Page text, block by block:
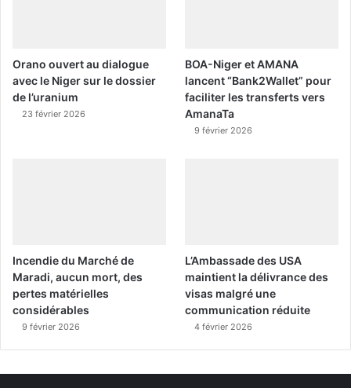
Orano ouvert au dialogue
avec le Niger sur le dossier
de l’uranium
23 février 2026
BOA-Niger et AMANA
lancent “Bank2Wallet” pour
faciliter les transferts vers
AmanaTa
9 février 2026
Incendie du Marché de
Maradi, aucun mort, des
pertes matérielles
considérables
9 février 2026
L’Ambassade des USA
maintient la délivrance des
visas malgré une
communication réduite
4 février 2026